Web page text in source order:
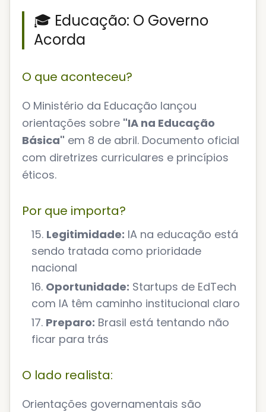
🎓 Educação: O Governo
Acorda
O que aconteceu?
O Ministério da Educação lançou
orientações sobre "IA na Educação
Básica" em 8 de abril. Documento oficial
com diretrizes curriculares e princípios
éticos.
Por que importa?
Legitimidade: IA na educação está
sendo tratada como prioridade
nacional
Oportunidade: Startups de EdTech
com IA têm caminho institucional claro
Preparo: Brasil está tentando não
ficar para trás
O lado realista:
Orientações governamentais são